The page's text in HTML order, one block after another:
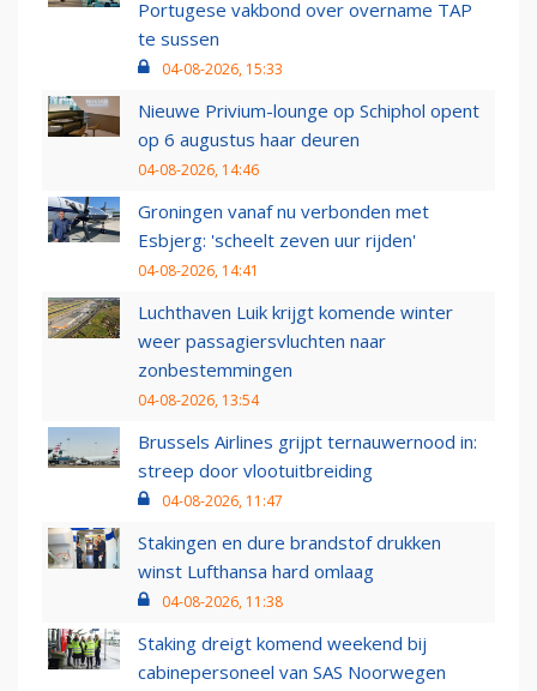
Portugese vakbond over overname TAP
te sussen
04-08-2026, 15:33
Nieuwe Privium-lounge op Schiphol opent
op 6 augustus haar deuren
04-08-2026, 14:46
Groningen vanaf nu verbonden met
Esbjerg: 'scheelt zeven uur rijden'
04-08-2026, 14:41
Luchthaven Luik krijgt komende winter
weer passagiersvluchten naar
zonbestemmingen
04-08-2026, 13:54
Brussels Airlines grijpt ternauwernood in:
streep door vlootuitbreiding
04-08-2026, 11:47
Stakingen en dure brandstof drukken
winst Lufthansa hard omlaag
04-08-2026, 11:38
Staking dreigt komend weekend bij
cabinepersoneel van SAS Noorwegen